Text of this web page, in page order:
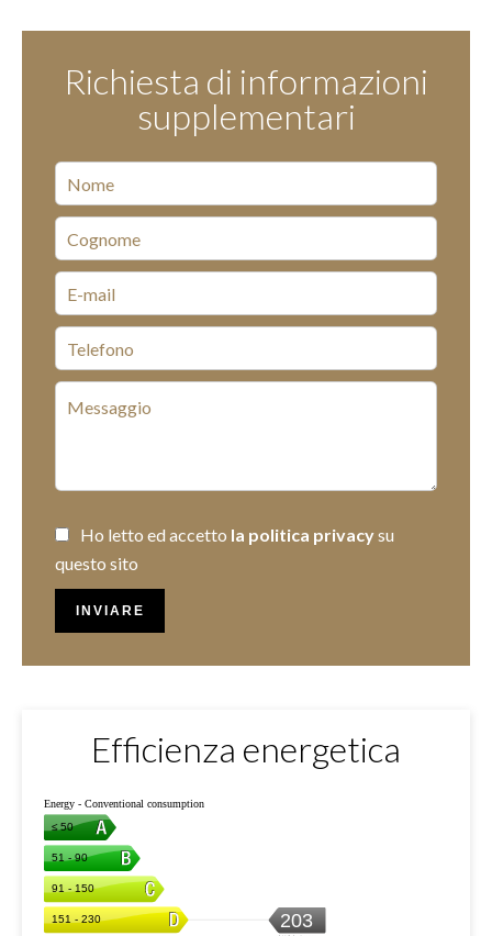
Richiesta di informazioni
supplementari
Ho letto ed accetto la politica privacysu
questo sito
INVIARE
Efficienza energetica